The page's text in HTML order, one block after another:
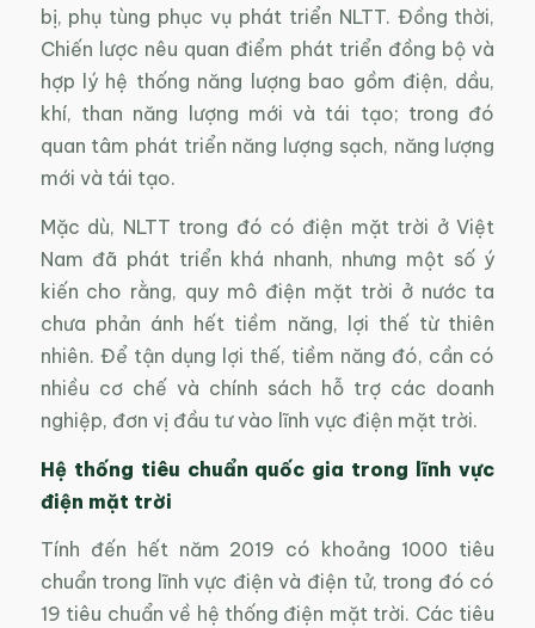
bị, phụ tùng phục vụ phát triển NLTT. Đồng thời,
Chiến lược nêu quan điểm phát triển đồng bộ và
hợp lý hệ thống năng lượng bao gồm điện, dầu,
khí, than năng lượng mới và tái tạo; trong đó
quan tâm phát triển năng lượng sạch, năng lượng
mới và tái tạo.
Mặc dù, NLTT trong đó có điện mặt trời ở Việt
Nam đã phát triển khá nhanh, nhưng một số ý
kiến cho rằng, quy mô điện mặt trời ở nước ta
chưa phản ánh hết tiềm năng, lợi thế từ thiên
nhiên. Để tận dụng lợi thế, tiềm năng đó, cần có
nhiều cơ chế và chính sách hỗ trợ các doanh
nghiệp, đơn vị đầu tư vào lĩnh vực điện mặt trời.
Hệ thống tiêu chuẩn quốc gia trong lĩnh vực
điện mặt trời
Tính đến hết năm 2019 có khoảng 1000 tiêu
chuẩn trong lĩnh vực điện và điện tử, trong đó có
19 tiêu chuẩn về hệ thống điện mặt trời. Các tiêu